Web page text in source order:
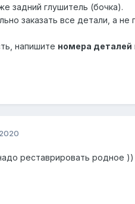
задний глушитель (бочка).
заказать все детали, а
напишите номера деталей
реставрировать родное ))